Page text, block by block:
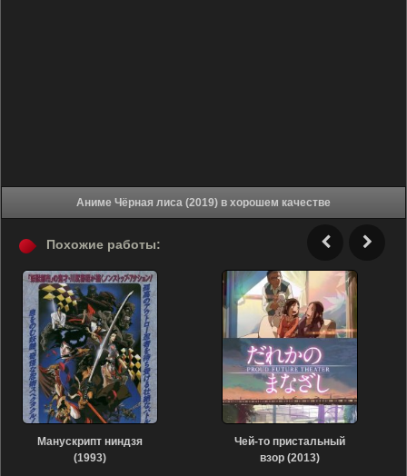
Аниме Чёрная лиса (2019) в хорошем качестве
Похожие работы:
Манускрипт ниндзя
(1993)
Чей-то пристальный
взор (2013)